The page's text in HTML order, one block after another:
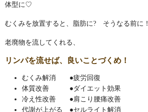
体型に♡
むくみを放置すると、脂肪に? そうなる前に！
老廃物を流してくれる、
リンパを流せば、良いことづくめ！
むくみ解消 ●疲労回復
体質改善 ●ダイエット効果
冷え性改善 ●肩こり腰痛改善
代謝が上がる ●セルライト解消